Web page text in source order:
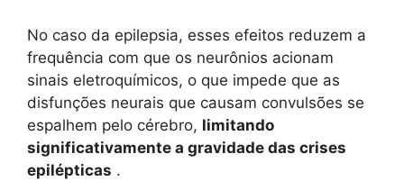
No caso da epilepsia, esses efeitos reduzem a
frequência com que os neurônios acionam
sinais eletroquímicos, o que impede que as
disfunções neurais que causam convulsões se
espalhem pelo cérebro, limitando
significativamente a gravidade das crises
epilépticas .